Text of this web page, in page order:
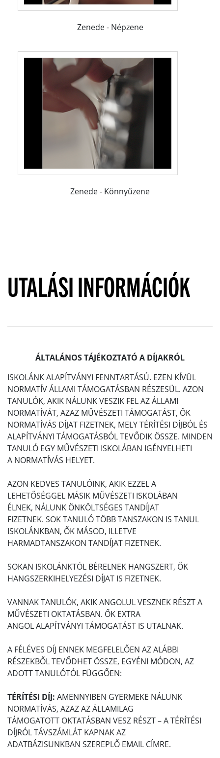
Zenede - Népzene
Zenede - Könnyűzene
UTALÁSI INFORMÁCIÓK
ÁLTALÁNOS TÁJÉKOZTATÓ A DÍJAKRÓL
ISKOLÁNK ALAPÍTVÁNYI FENNTARTÁSÚ. EZEN KÍVÜL
NORMATÍV ÁLLAMI TÁMOGATÁSBAN RÉSZESÜL. AZON
TANULÓK, AKIK NÁLUNK VESZIK FEL AZ ÁLLAMI
NORMATÍVÁT, AZAZ MŰVÉSZETI TÁMOGATÁST, ŐK
NORMATÍVÁS DÍJAT FIZETNEK, MELY TÉRÍTÉSI DÍJBÓL ÉS
ALAPÍTVÁNYI TÁMOGATÁSBÓL TEVŐDIK ÖSSZE. MINDEN
TANULÓ EGY MŰVÉSZETI ISKOLÁBAN IGÉNYELHETI
A NORMATÍVÁS HELYET.
AZON KEDVES TANULÓINK, AKIK EZZEL A
LEHETŐSÉGGEL MÁSIK MŰVÉSZETI ISKOLÁBAN
ÉLNEK, NÁLUNK ÖNKÖLTSÉGES TANDÍJAT
FIZETNEK. SOK TANULÓ TÖBB TANSZAKON IS TANUL
ISKOLÁNKBAN, ŐK MÁSOD, ILLETVE
HARMADTANSZAKON TANDÍJAT FIZETNEK.
SOKAN ISKOLÁNKTÓL BÉRELNEK HANGSZERT, ŐK
HANGSZERKIHELYEZÉSI DÍJAT IS FIZETNEK.
VANNAK TANULÓK, AKIK ANGOLUL VESZNEK RÉSZT A
MŰVÉSZETI OKTATÁSBAN. ŐK EXTRA
ANGOL ALAPÍTVÁNYI TÁMOGATÁST IS UTALNAK.
A FÉLÉVES DÍJ ENNEK MEGFELELŐEN AZ ALÁBBI
RÉSZEKBŐL TEVŐDHET ÖSSZE, EGYÉNI MÓDON, AZ
ADOTT TANULÓTÓL FÜGGŐEN:
TÉRÍTÉSI DÍJ: AMENNYIBEN GYERMEKE NÁLUNK
NORMATÍVÁS, AZAZ AZ ÁLLAMILAG
TÁMOGATOTT OKTATÁSBAN VESZ RÉSZT – A TÉRÍTÉSI
DÍJRÓL TÁVSZÁMLÁT KAPNAK AZ
ADATBÁZISUNKBAN SZEREPLŐ EMAIL CÍMRE.